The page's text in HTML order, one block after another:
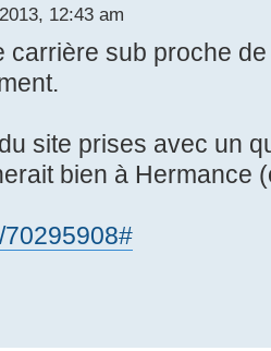
12:43 am
carrière sub proche
site prises avec un
bien à Hermance